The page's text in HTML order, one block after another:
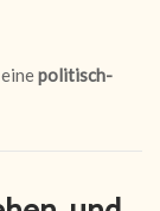
politisch-